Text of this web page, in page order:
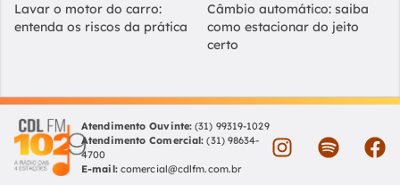
Lavar o motor do carro:
entenda os riscos da prática
Câmbio automático: saiba
como estacionar do jeito
certo
Atendimento Ouvinte: (31) 99319-1029
Atendimento Comercial: (31) 98634-
4700
E-mail: comercial@cdlfm.com.br